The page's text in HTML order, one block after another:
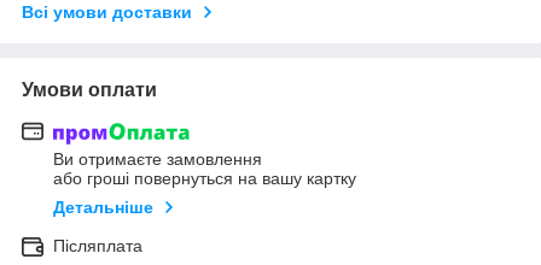
Всі умови доставки
Умови оплати
Ви отримаєте замовлення
або гроші повернуться на вашу картку
Детальніше
Післяплата